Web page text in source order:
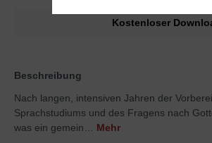
Kostenloser
Beschreibung
Nach langen, intensiven Jahren der
Sprachstudiums und des Fragens nach
was ein gemein… Mehr